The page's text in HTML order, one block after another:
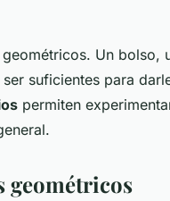
Un bolso,
suficientes para
permiten
geométricos